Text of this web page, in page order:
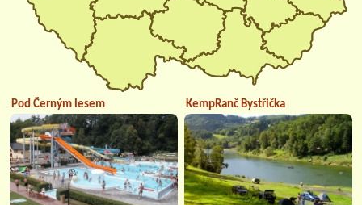
Pod Černým lesem KempRanč Bystřička